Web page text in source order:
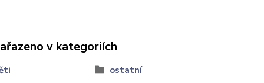
v kategoriích
ostatní